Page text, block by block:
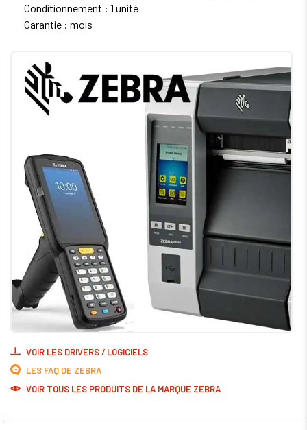
VOIR LES DRIVERS / LOGICIELS
LES FAQ DE ZEBRA
VOIR TOUS LES PRODUITS DE LA MARQUE ZEBRA
Conditionnement : 1 unité
Garantie : mois